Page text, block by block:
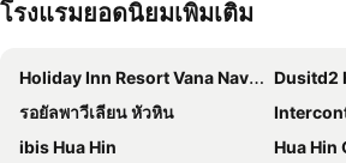
โรงแรมยอดนิยมเพิ่มเติม
Holiday Inn Resort Vana Nava Hua Hin By Ihg
Dusitd2
รอยัลพาวีเลียน หัวหิน
ibis Hua Hin
Hua Hin